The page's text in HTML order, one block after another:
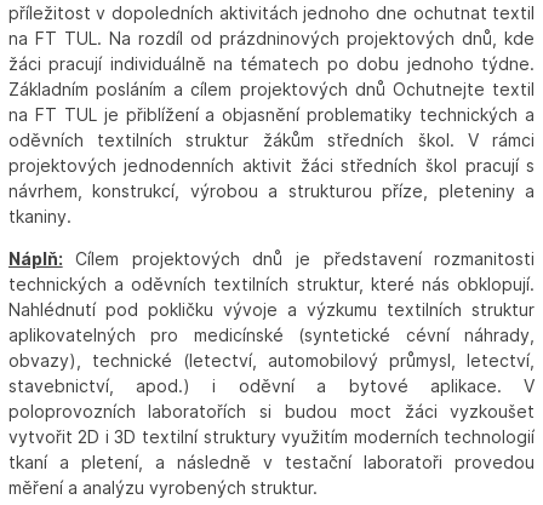
příležitost v dopoledních aktivitách jednoho dne ochutnat textil
na FT TUL. Na rozdíl od prázdninových projektových dnů, kde
žáci pracují individuálně na tématech po dobu jednoho týdne.
Základním posláním a cílem projektových dnů Ochutnejte textil
na FT TUL je přiblížení a objasnění problematiky technických a
oděvních textilních struktur žákům středních škol. V rámci
projektových jednodenních aktivit žáci středních škol pracují s
návrhem, konstrukcí, výrobou a strukturou příze, pleteniny a
tkaniny.
Náplň: Cílem projektových dnů je představení rozmanitosti
technických a oděvních textilních struktur, které nás obklopují.
Nahlédnutí pod pokličku vývoje a výzkumu textilních struktur
aplikovatelných pro medicínské (syntetické cévní náhrady,
obvazy), technické (letectví, automobilový průmysl, letectví,
stavebnictví, apod.) i oděvní a bytové aplikace. V
poloprovozních laboratořích si budou moct žáci vyzkoušet
vytvořit 2D i 3D textilní struktury využitím moderních technologií
tkaní a pletení, a následně v testační laboratoři provedou
měření a analýzu vyrobených struktur.